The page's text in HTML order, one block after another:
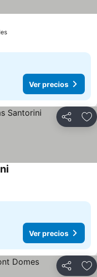
Ver precios
Ver precios
Compartir
Ver precios
Ver precios
Compartir